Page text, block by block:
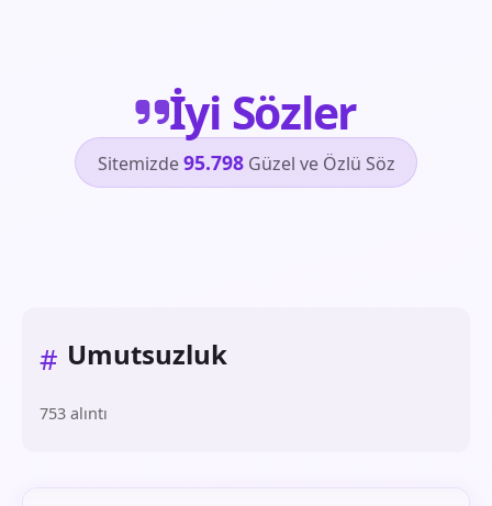
İyi Sözler
Sitemizde95.798Güzel ve Özlü Söz
# Umutsuzluk
753 alıntı